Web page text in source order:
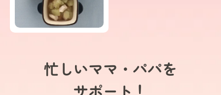
忙しいママ・パパを
サポート！